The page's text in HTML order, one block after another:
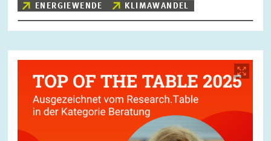
ZURÜCKSETZEN SUCHEN
ENERGIEWENDE
KLIMAWANDEL
öffnet
vergrößerter
Ansicht